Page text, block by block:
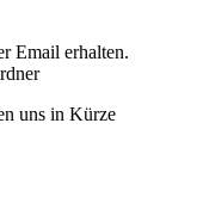
Email erhalten.
uns in Kürze